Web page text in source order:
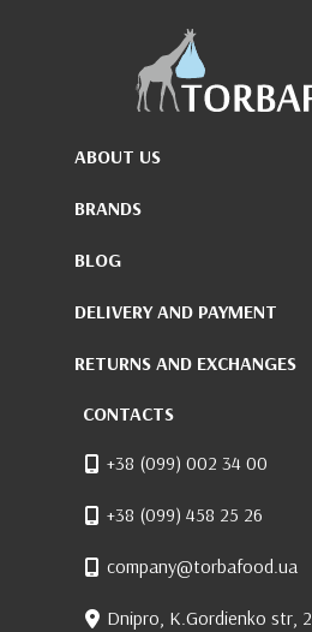
ABOUT US
BRANDS
BLOG
DELIVERY AND PAYMENT
RETURNS AND EXCHANGES
CONTACTS
+38 (099) 002 34 00
+38 (099) 458 25 26
company@torbafood.ua
Dnipro, K.Gordienko str, 2